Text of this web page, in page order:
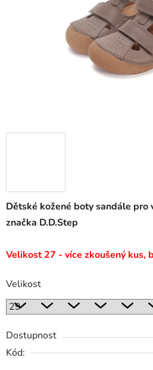
Dětské kožené boty sandále pro
značka D.D.Step
Velikost 27 - více zkoušený kus,
Velikost
Dostupnost
Kód: